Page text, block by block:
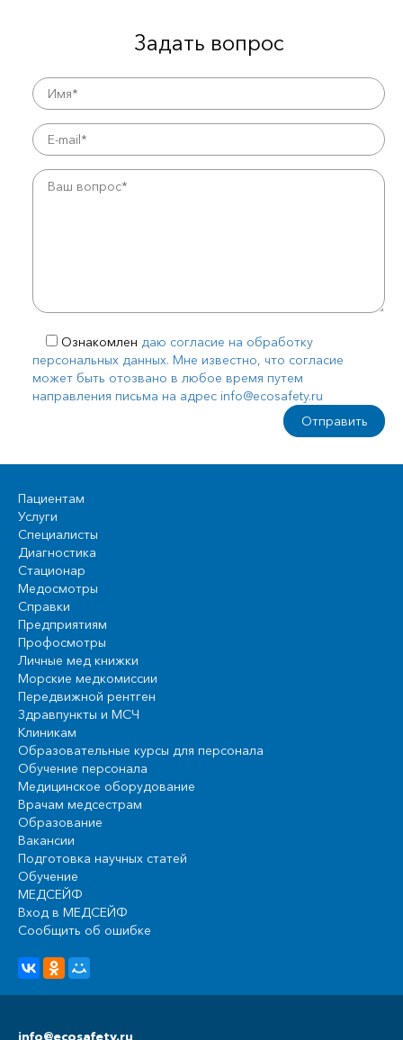
Задать вопрос
Ознакомлен даю согласие на обработку
персональных данных. Мне известно, что согласие
может быть отозвано в любое время путем
направления письма на адрес info@ecosafety.ru
Пациентам
Услуги
Специалисты
Диагностика
Стационар
Медосмотры
Справки
Предприятиям
Профосмотры
Личные мед книжки
Морские медкомиссии
Передвижной рентген
Здравпункты и МСЧ
Клиникам
Образовательные курсы для персонала
Обучение персонала
Медицинское оборудование
Врачам медсестрам
Образование
Вакансии
Подготовка научных статей
Обучение
МЕДСЕЙФ
Вход в МЕДСЕЙФ
Сообщить об ошибке
info@ecosafety.ru